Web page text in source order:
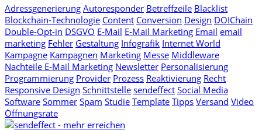
Adressgenerierung Autoresponder Betreffzeile Blacklist
Blockchain-Technologie Content Conversion Design DOIChain
Double-Opt-in DSGVO E-Mail E-Mail Marketing Email email
marketing Fehler Gestaltung Infografik Internet World
Kampagne Kampagnen Marketing Messe Middleware
Nachteile E-Mail Marketing Newsletter Personalisierung
Programmierung Provider Prozess Reaktivierung Recht
Responsive Design Schnittstelle sendeffect Social Media
Software Sommer Spam Studie Template Tipps Versand Video
Öffnungsrate